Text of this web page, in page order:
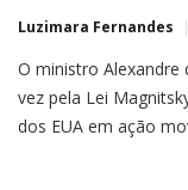
Luzimara Fernandes
O ministro Alexandre
vez pela Lei
dos EUA em ação